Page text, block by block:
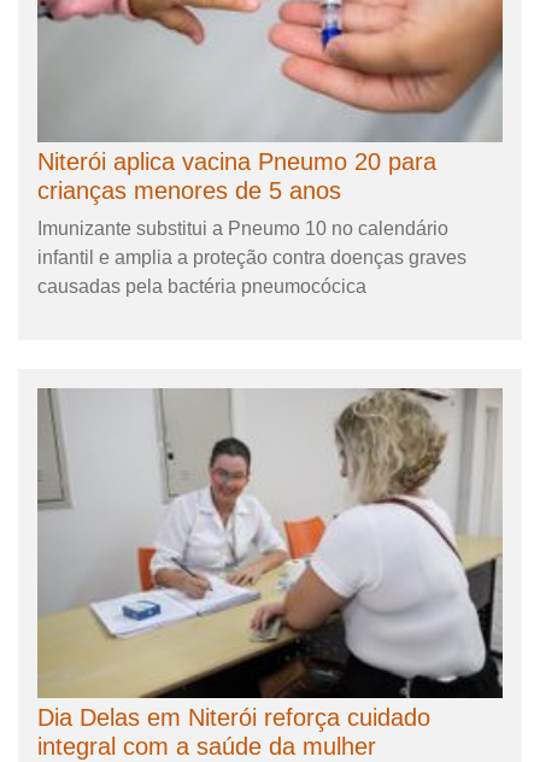
Niterói aplica vacina Pneumo 20 para
crianças menores de 5 anos
Imunizante substitui a Pneumo 10 no calendário
infantil e amplia a proteção contra doenças graves
causadas pela bactéria pneumocócica
Dia Delas em Niterói reforça cuidado
integral com a saúde da mulher